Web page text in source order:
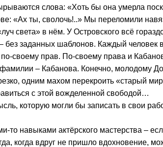
слова: «Хоть бы она умерла
«Ах ты, сволочь!..» Мы переломили
света» в нём. У Островского всё
без заданных шаблонов. Каждый человек
своему прав. По-своему права и
– Кабанова. Конечно, молодому
одним махом перекроить «старый
с этой вожделенной свободой…
которую могли бы записать в свои
то навыками актёрского мастерства –
когда вдруг не пришло вдохновение,